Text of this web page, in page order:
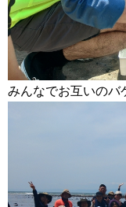
みんなでお互いのバ